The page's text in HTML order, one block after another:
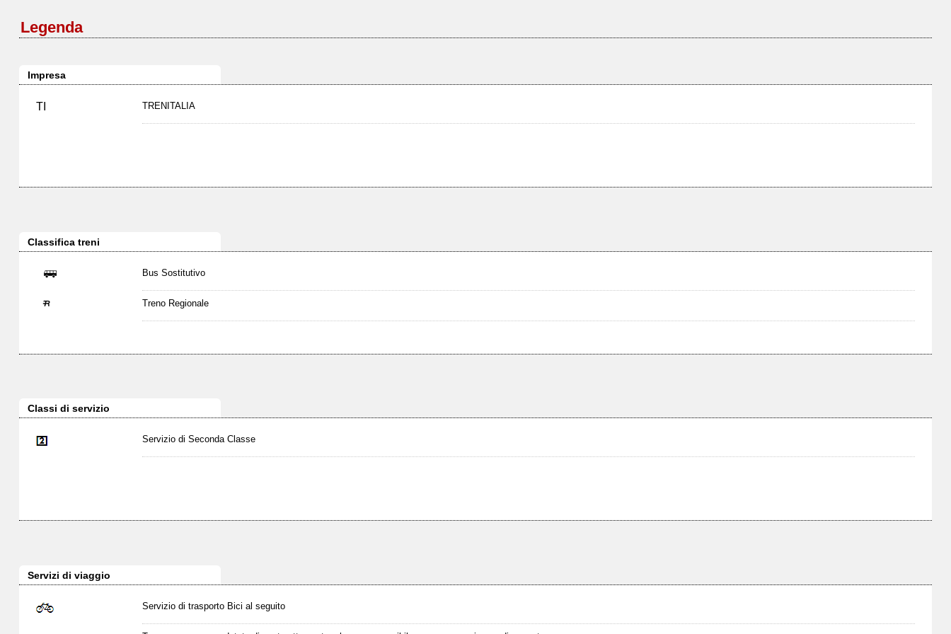
Legenda
Impresa
TI TRENITALIA
Classifica treni
Bus Sostitutivo
Treno Regionale
Classi di servizio
Servizio di Seconda Classe
Servizi di viaggio
Servizio di trasporto Bici al seguito